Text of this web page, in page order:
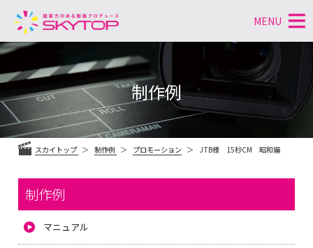
コ
テ
ツ
へ
ス
MENU
制作例
スカイトップ 制作例 プロモーション JTB様 15秒CM 昭和編
制作例
マニュアル